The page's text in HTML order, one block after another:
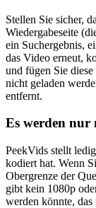
Stellen Sie sicher,
Wiedergabeseite
ein Suchergebnis,
das Video erneut,
und fügen Sie
nicht geladen
entfernt.
Es werden nur
PeekVids stellt
kodiert hat. Wenn
Obergrenze der
gibt kein 1080p
werden könnte,